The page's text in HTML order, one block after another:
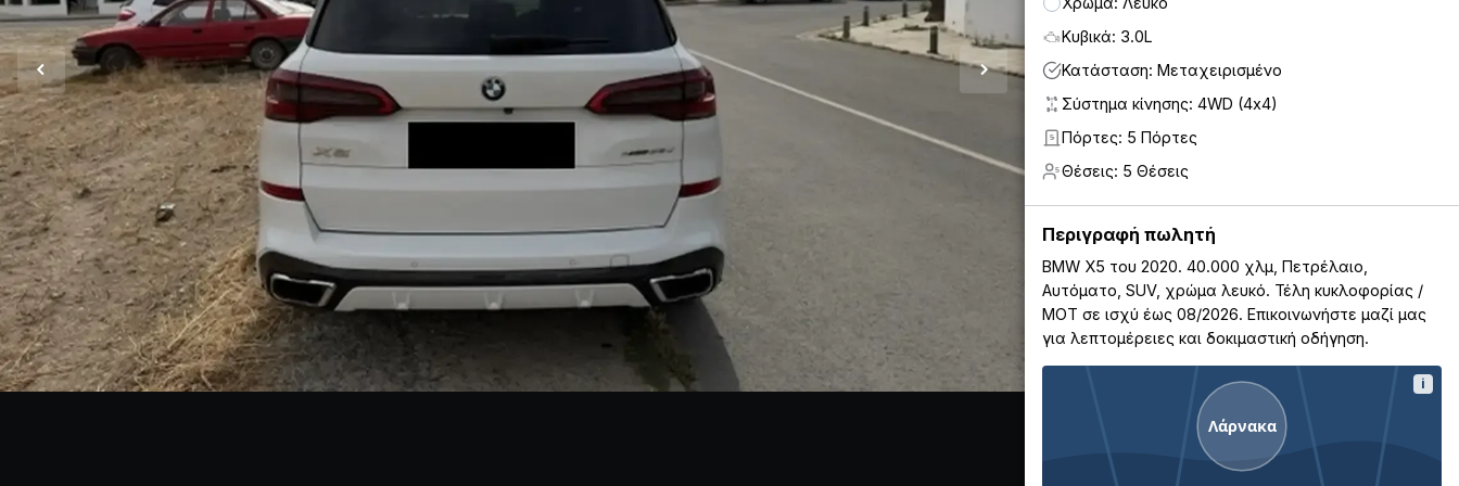
Κυβικά: 3.0L
Κατάσταση: Μεταχειρισμένο
Σύστημα κίνησης: 4WD (4x4)
5 Πόρτες: 5 Πόρτες
5 Θέσεις: 5 Θέσεις
Περιγραφή πωλητή
BMW X5 του 2020. 40.000 χλμ, Πετρέλαιο,
Αυτόματο, SUV, χρώμα λευκό. Τέλη κυκλοφορίας /
ΜΟΤ σε ισχύ έως 08/2026. Επικοινωνήστε μαζί μας
για λεπτομέρειες και δοκιμαστική οδήγηση.
Λάρνακα
i